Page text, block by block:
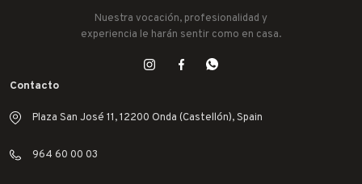
Nuestra vocación, profesionalidad y
experiencia le harán sentir como en casa.
Contacto
Plaza San José 11, 12200 Onda (Castellón), Spain
964 60 00 03